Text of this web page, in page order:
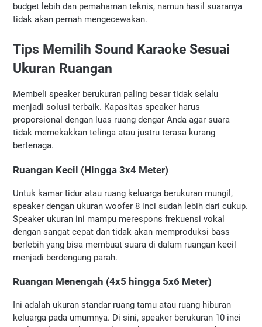
budget lebih dan pemahaman teknis, namun hasil suaranya
tidak akan pernah mengecewakan.
Tips Memilih Sound Karaoke Sesuai
Ukuran Ruangan
Membeli speaker berukuran paling besar tidak selalu
menjadi solusi terbaik. Kapasitas speaker harus
proporsional dengan luas ruang dengar Anda agar suara
tidak memekakkan telinga atau justru terasa kurang
bertenaga.
Ruangan Kecil (Hingga 3x4 Meter)
Untuk kamar tidur atau ruang keluarga berukuran mungil,
speaker dengan ukuran woofer 8 inci sudah lebih dari cukup.
Speaker ukuran ini mampu merespons frekuensi vokal
dengan sangat cepat dan tidak akan memproduksi bass
berlebih yang bisa membuat suara di dalam ruangan kecil
menjadi berdengung parah.
Ruangan Menengah (4x5 hingga 5x6 Meter)
Ini adalah ukuran standar ruang tamu atau ruang hiburan
keluarga pada umumnya. Di sini, speaker berukuran 10 inci